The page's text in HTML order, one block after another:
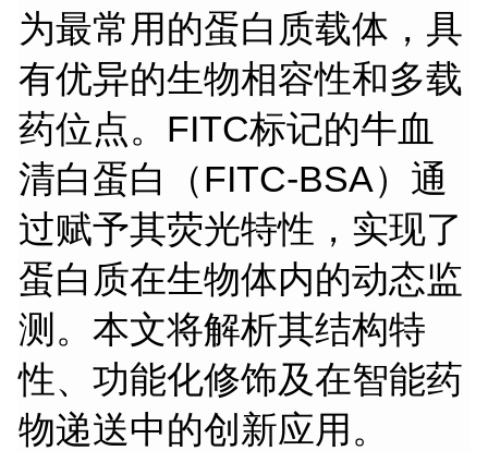
为最常用的蛋白质载体，具
有优异的生物相容性和多载
药位点。FITC标记的牛血
清白蛋白（FITC-BSA）通
过赋予其荧光特性，实现了
蛋白质在生物体内的动态监
测。本文将解析其结构特
性、功能化修饰及在智能药
物递送中的创新应用。